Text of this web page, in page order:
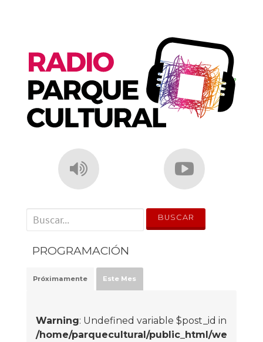
p
' . __('Search for:') . '
PROGRAMACIÓN
Próximamente Este Mes
Warning: Undefined variable $post_id in
/home/parquecultural/public_html/we